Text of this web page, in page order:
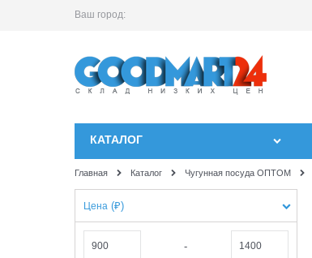
Ваш город:
КАТАЛОГ
Главная Каталог Чугунная посуда ОПТОМ
Цена (₽)
-